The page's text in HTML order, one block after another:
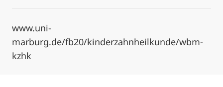
www.uni-
marburg.de/fb20/kinderzahnheilkunde/wbm-
kzhk